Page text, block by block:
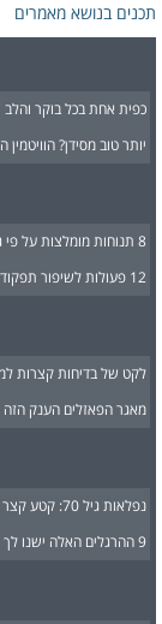
תכנים בנושא מאמרים
כפית אחת בכל בוקר
יותר טוב מסידן?
8 תנוחות מומלצות על פי גילכם שכדאי לנסות כבר הלילה במיטה
12 פעולות לשיפור תפקוד מוחי שכדאי לכם לבצע, במיוחד את 6!
לקט של בדיחות קצרות
מאגר הפאזלים הענק
נפלאות גיל 70: קטע קצר ומשעשע שמוכיח שלכל גיל יש יתרונות!
9 ההרגלים האלה ישנו לך את החיים - טיפ מספר 5 מומלץ בחום!